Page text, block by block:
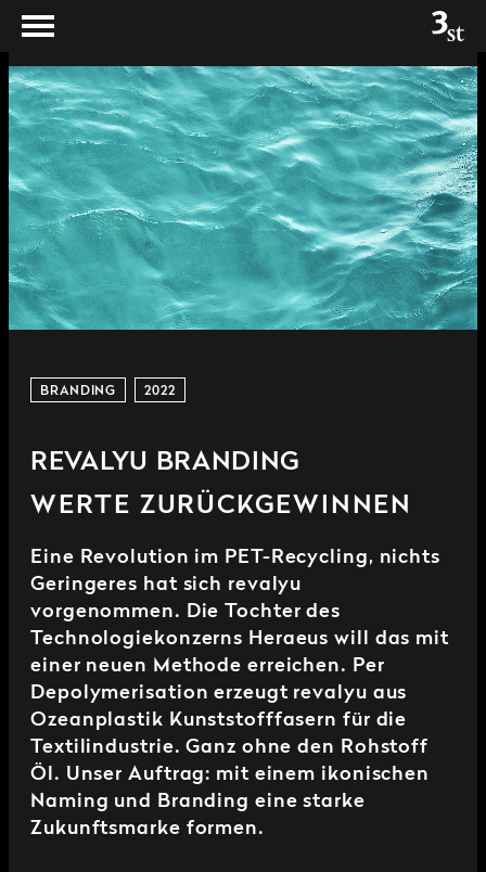
BRANDING 2022
REVALYU BRANDING
WERTE ZURÜCKGEWINNEN
Eine Revolution im PET-Recycling, nichts
Geringeres hat sich revalyu
vorgenommen. Die Tochter des
Technologiekonzerns Heraeus will das mit
einer neuen Methode erreichen. Per
Depolymerisation erzeugt revalyu aus
Ozeanplastik Kunststofffasern für die
Textilindustrie. Ganz ohne den Rohstoff
Öl. Unser Auftrag: mit einem ikonischen
Naming und Branding eine starke
Zukunftsmarke formen.